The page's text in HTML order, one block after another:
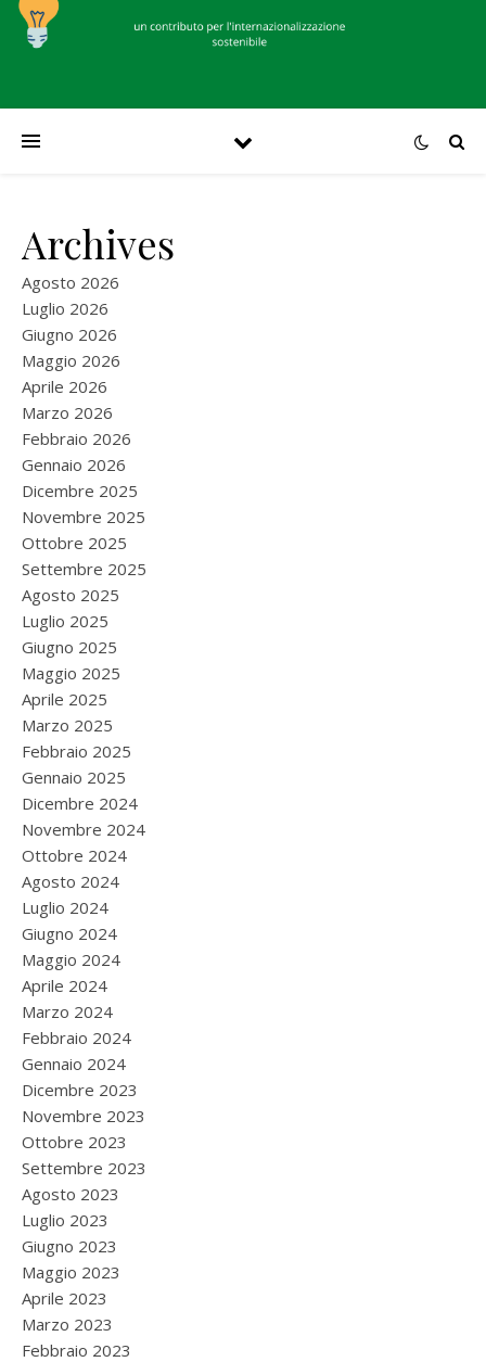
Archives
Agosto 2026
Luglio 2026
Giugno 2026
Maggio 2026
Aprile 2026
Marzo 2026
Febbraio 2026
Gennaio 2026
Dicembre 2025
Novembre 2025
Ottobre 2025
Settembre 2025
Agosto 2025
Luglio 2025
Giugno 2025
Maggio 2025
Aprile 2025
Marzo 2025
Febbraio 2025
Gennaio 2025
Dicembre 2024
Novembre 2024
Ottobre 2024
Agosto 2024
Luglio 2024
Giugno 2024
Maggio 2024
Aprile 2024
Marzo 2024
Febbraio 2024
Gennaio 2024
Dicembre 2023
Novembre 2023
Ottobre 2023
Settembre 2023
Agosto 2023
Luglio 2023
Giugno 2023
Maggio 2023
Aprile 2023
Marzo 2023
Febbraio 2023